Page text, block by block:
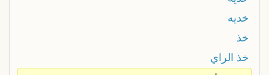
خديه
خذ
خذ الراي